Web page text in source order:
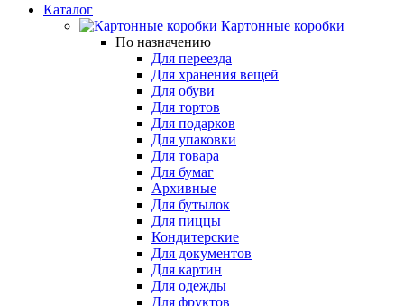
Каталог
Картонные коробки
По назначению
Для переезда
Для хранения вещей
Для обуви
Для тортов
Для подарков
Для упаковки
Для товара
Для бумаг
Архивные
Для бутылок
Для пиццы
Кондитерские
Для документов
Для картин
Для одежды
Для фруктов